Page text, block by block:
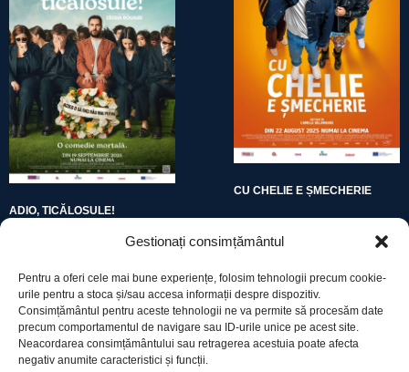
Gestionați consimțământul
Pentru a oferi cele mai bune experiențe, folosim tehnologii precum cookie-
urile pentru a stoca și/sau accesa informații despre dispozitiv.
Consimțământul pentru aceste tehnologii ne va permite să procesăm date
precum comportamentul de navigare sau ID-urile unice pe acest site.
Neacordarea consimțământului sau retragerea acestuia poate afecta
negativ anumite caracteristici și funcții.
ADIO, TICĂLOSULE!
CU CHELIE E ȘMECHERIE
Utile